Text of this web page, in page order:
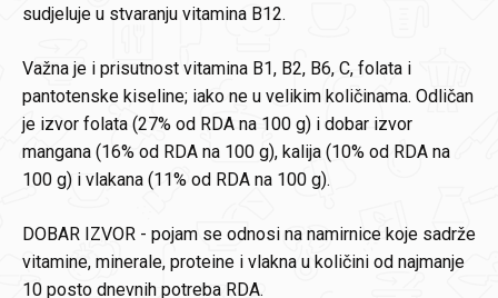
sudjeluje u stvaranju vitamina B12.
Važna je i prisutnost vitamina B1, B2, B6, C, folata i
pantotenske kiseline; iako ne u velikim količinama. Odličan
je izvor folata (27% od RDA na 100 g) i dobar izvor
mangana (16% od RDA na 100 g), kalija (10% od RDA na
100 g) i vlakana (11% od RDA na 100 g).
DOBAR IZVOR - pojam se odnosi na namirnice koje sadrže
vitamine, minerale, proteine i vlakna u količini od najmanje
10 posto dnevnih potreba RDA.